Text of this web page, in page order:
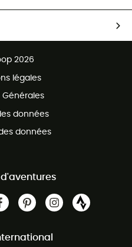
2026
légales
données
données
d'aventures